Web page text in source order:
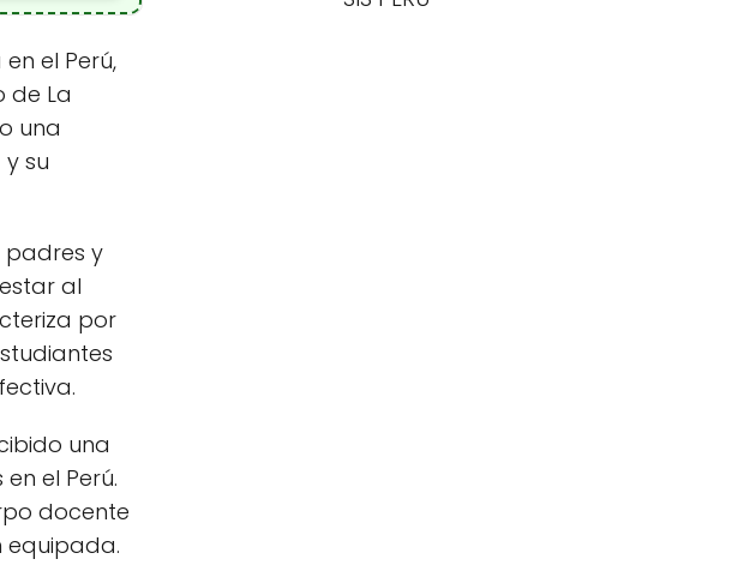
el Perú,
de La
una
su
padres y
al
por
una
el Perú.
docente
equipada.